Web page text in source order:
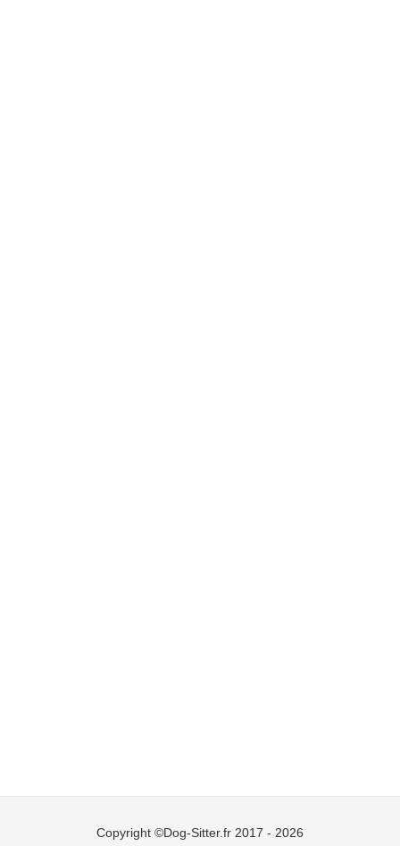
Copyright ©Dog-Sitter.fr 2017 - 2026